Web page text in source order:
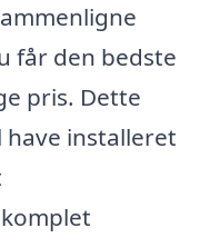
får den bedste
pris. Dette
installeret